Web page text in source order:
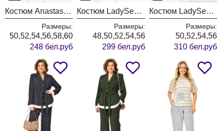
Костюм Anastasia 1384 слоновая кость
Размеры:
50,52,54,56,58,60
248 бел.руб
Костюм LadySecret 26260 зеленый
Размеры:
48,50,52,54,56
299 бел.руб
Костюм LadySecret 25229 темный графит
Размеры:
50,52,54,56
310 бел.руб